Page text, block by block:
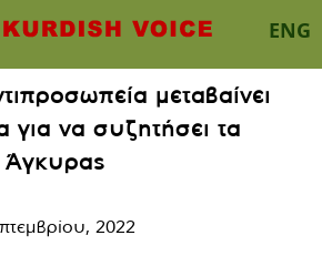
ENG
μεταβαίνει
για να συζητήσει τα
Άγκυρας
2022